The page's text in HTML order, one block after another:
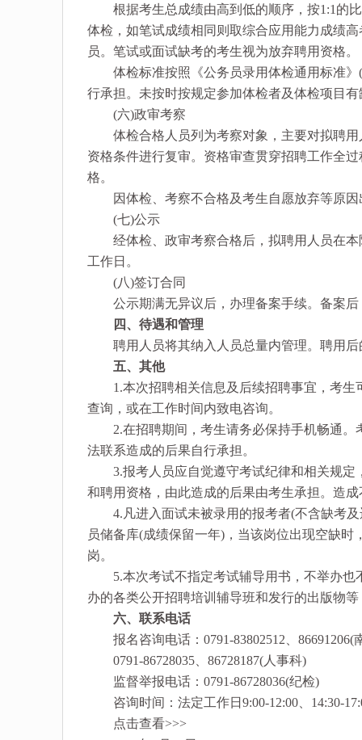
根据考生总成绩由高到低的顺序，按1:1的比
体检，如笔试成绩相同则取综合应用能力成绩
员。笔试或面试缺考的考生视为放弃聘用资格。
体检标准按照《公务员录用体检通用标准》(
行承担。未按时按规定参加体检者及体检项目
(六)政审考察
体检合格人员列为考察对象，主要对拟聘用
资格条件进行复审。资格审查贯穿招聘工作全
格。
因体检、考察不合格及考生自愿放弃等原因
(七)公示
经体检、政审考察合格后，拟聘用人员在本
工作日。
(八)签订合同
公示期满无异议后，办理备案手续。备案后
四、待遇和管理
聘用人员将其纳入人员总量内管理。聘用后
五、其他
1.本次招聘相关信息及后续招聘事宜，考生可
查询，或在工作时间内致电咨询。
2.在招聘期间，考生请务必保持手机畅通。
法联系造成的后果自行承担。
3.报考人员应自觉遵守考试纪律和相关规定
和聘用资格，由此造成的后果由考生承担。造
4.凡进入面试未被录用的报考者(不含缺考及
员储备库(成绩保留一年)，当该岗位出现空缺
岗。
5.本次考试不指定考试辅导用书，不举办也
办的各类公开招聘培训辅导班和发行的出版物
六、联系电话
报名咨询电话：0791-83802512、86691206(
0791-86728035、86728187(人事科)
监督举报电话：0791-86728036(纪检)
咨询时间：法定工作日9:00-12:00、14:30-
点击查看>>>